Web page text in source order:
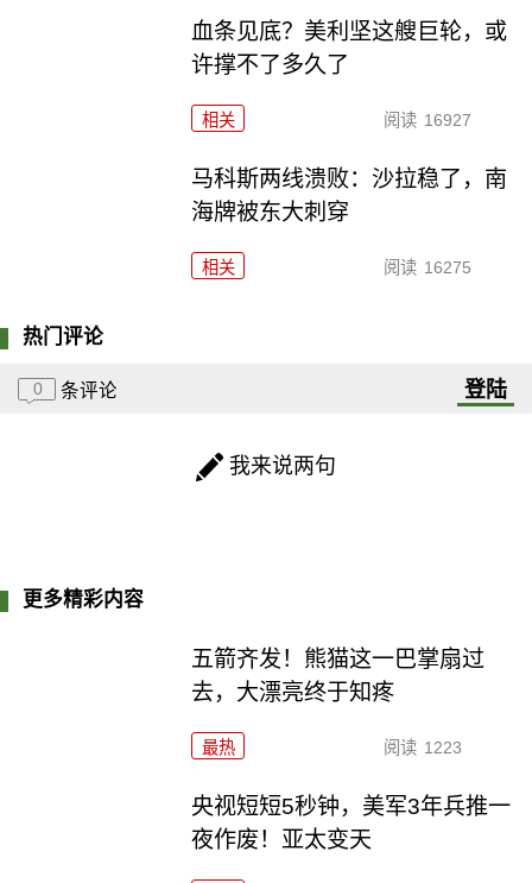
血条见底？美利坚这艘巨轮，或
许撑不了多久了
相关 阅读 16927
马科斯两线溃败：沙拉稳了，南
海牌被东大刺穿
相关 阅读 16275
热门评论
0 条评论 登陆
我来说两句
更多精彩内容
五箭齐发！熊猫这一巴掌扇过
去，大漂亮终于知疼
最热 阅读 1223
央视短短5秒钟，美军3年兵推一
夜作废！亚太变天